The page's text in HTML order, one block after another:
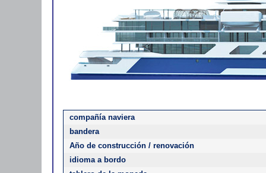
compañía naviera
bandera
Año de construcción / renovación
idioma a bordo